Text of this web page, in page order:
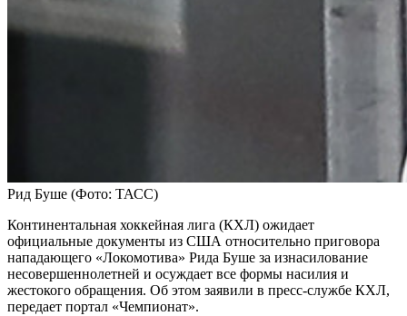
Рид Буше (Фото: ТАСС)
Континентальная хоккейная лига (КХЛ) ожидает
официальные документы из США относительно приговора
нападающего «Локомотива» Рида Буше за изнасилование
несовершеннолетней и осуждает все формы насилия и
жестокого обращения. Об этом заявили в пресс-службе КХЛ,
передает портал «Чемпионат».